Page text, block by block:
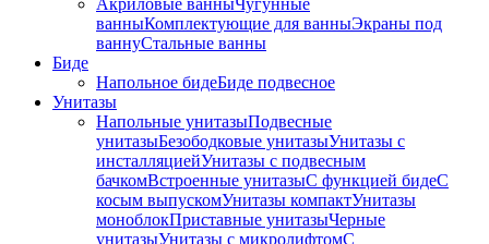
Акриловые ванныЧугунные
ванныКомплектующие для ванныЭкраны под
ваннуСтальные ванны
Биде
Напольное бидеБиде пoдвеснoе
Унитазы
Напольные унитазыПодвесные
унитазыБезободковые унитазыУнитазы с
инсталляциейУнитазы с подвесным
бачкомВстроенные унитазыС функцией бидеС
косым выпускомУнитазы компактУнитазы
моноблокПриставные унитазыЧерные
унитазыУнитазы с микролифтомC